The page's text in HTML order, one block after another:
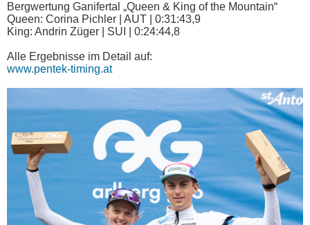
Bergwertung Ganifertal „Queen & King of the Mountain“
Queen: Corina Pichler | AUT | 0:31:43,9
King: Andrin Züger | SUI | 0:24:44,8
Alle Ergebnisse im Detail auf:
www.pentek-timing.at